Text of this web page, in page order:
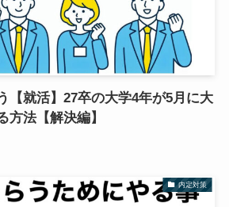
【就活】27卒の大学4年が5月に大
方法【解決編】
内定対策